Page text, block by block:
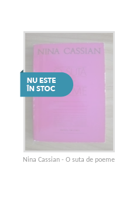
Nina Cassian - O suta de poeme